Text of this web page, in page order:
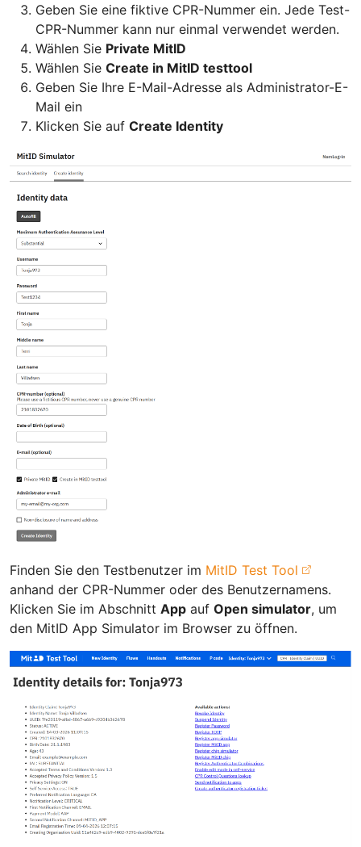
Geben Sie eine fiktive CPR-Nummer ein. Jede Test-
CPR-Nummer kann nur einmal verwendet werden.
Wählen Sie Private MitID
Wählen Sie Create in MitID testtool
Geben Sie Ihre E-Mail-Adresse als Administrator-E-
Mail ein
Klicken Sie auf Create Identity
Finden Sie den Testbenutzer im MitID Test Tool
anhand der CPR-Nummer oder des Benutzernamens.
Klicken Sie im Abschnitt App auf Open simulator, um
den MitID App Simulator im Browser zu öffnen.